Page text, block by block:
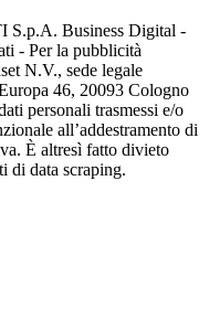
S.p.A. Business Digital -
- Per la pubblicità
N.V., sede legale
46, 20093 Cologno
personali trasmessi e/o
all’addestramento di
È altresì fatto divieto
di data scraping.